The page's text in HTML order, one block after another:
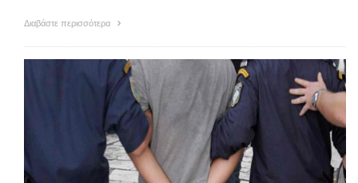
Διαβάστε περισσότερα